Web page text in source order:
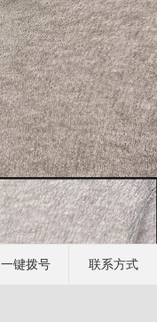
一键拨号 联系方式